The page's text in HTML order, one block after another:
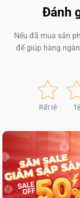
Đánh
Nếu đã mua sản
để giúp hàng
Rất tệ Tệ